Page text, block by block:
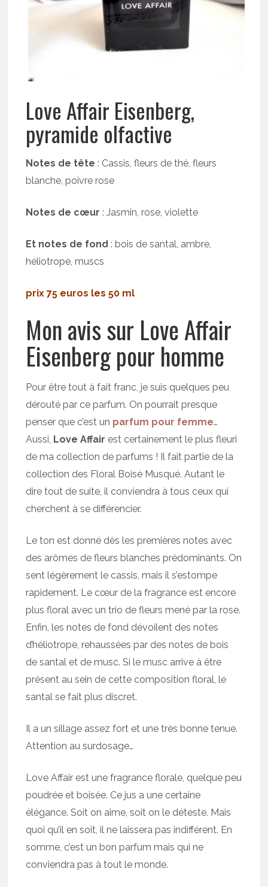
Love Affair Eisenberg,
pyramide olfactive
Notes de tête : Cassis, fleurs de thé, fleurs
blanche, poivre rose
Notes de cœur : Jasmin, rose, violette
Et notes de fond : bois de santal, ambre,
héliotrope, muscs
prix 75 euros les 50 ml
Mon avis sur Love Affair
Eisenberg pour homme
Pour être tout à fait franc, je suis quelques peu
dérouté par ce parfum. On pourrait presque
penser que c’est un parfum pour femme…
Aussi, Love Affair est certainement le plus fleuri
de ma collection de parfums ! Il fait partie de la
collection des Floral Boisé Musqué. Autant le
dire tout de suite, il conviendra à tous ceux qui
cherchent à se différencier.
Le ton est donné dès les premières notes avec
des arômes de fleurs blanches prédominants. On
sent légèrement le cassis, mais il s’estompe
rapidement. Le cœur de la fragrance est encore
plus floral avec un trio de fleurs mené par la rose.
Enfin, les notes de fond dévoilent des notes
d’héliotrope, rehaussées par des notes de bois
de santal et de musc. Si le musc arrive à être
présent au sein de cette composition floral, le
santal se fait plus discret.
Il a un sillage assez fort et une très bonne tenue.
Attention au surdosage…
Love Affair est une fragrance florale, quelque peu
poudrée et boisée. Ce jus a une certaine
élégance. Soit on aime, soit on le déteste. Mais
quoi qu’il en soit, il ne laissera pas indifférent. En
somme, c’est un bon parfum mais qui ne
conviendra pas à tout le monde.